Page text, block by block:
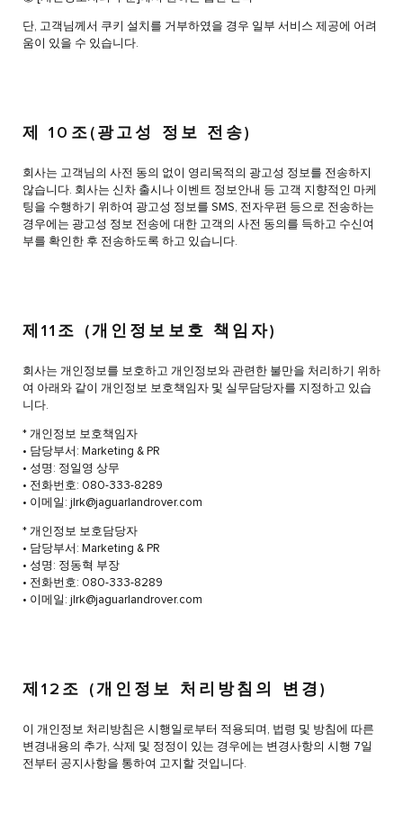
단, 고객님께서 쿠키 설치를 거부하였을 경우 일부 서비스 제공에 어려
움이 있을 수 있습니다.
제 10조(광고성 정보 전송)
회사는 고객님의 사전 동의 없이 영리목적의 광고성 정보를 전송하지
않습니다. 회사는 신차 출시나 이벤트 정보안내 등 고객 지향적인 마케
팅을 수행하기 위하여 광고성 정보를 SMS, 전자우편 등으로 전송하는
경우에는 광고성 정보 전송에 대한 고객의 사전 동의를 득하고 수신여
부를 확인한 후 전송하도록 하고 있습니다.
제11조 (개인정보보호 책임자)
회사는 개인정보를 보호하고 개인정보와 관련한 불만을 처리하기 위하
여 아래와 같이 개인정보 보호책임자 및 실무담당자를 지정하고 있습
니다.
* 개인정보 보호책임자
• 담당부서: Marketing & PR
• 성명: 정일영 상무
• 전화번호: 080-333-8289
• 이메일: jlrk@jaguarlandrover.com
* 개인정보 보호담당자
• 담당부서: Marketing & PR
• 성명: 정동혁 부장
• 전화번호: 080-333-8289
• 이메일: jlrk@jaguarlandrover.com
제12조 (개인정보 처리방침의 변경)
이 개인정보 처리방침은 시행일로부터 적용되며, 법령 및 방침에 따른
변경내용의 추가, 삭제 및 정정이 있는 경우에는 변경사항의 시행 7일
전부터 공지사항을 통하여 고지할 것입니다.